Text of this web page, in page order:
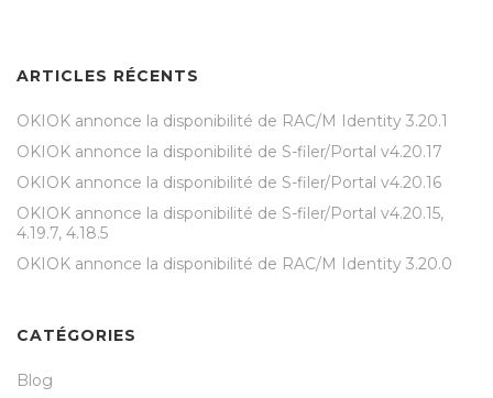
ARTICLES RÉCENTS
OKIOK annonce la disponibilité de RAC/M Identity 3.20.1
OKIOK annonce la disponibilité de S-filer/Portal v4.20.17
OKIOK annonce la disponibilité de S-filer/Portal v4.20.16
OKIOK annonce la disponibilité de S-filer/Portal v4.20.15,
4.19.7, 4.18.5
OKIOK annonce la disponibilité de RAC/M Identity 3.20.0
CATÉGORIES
Blog